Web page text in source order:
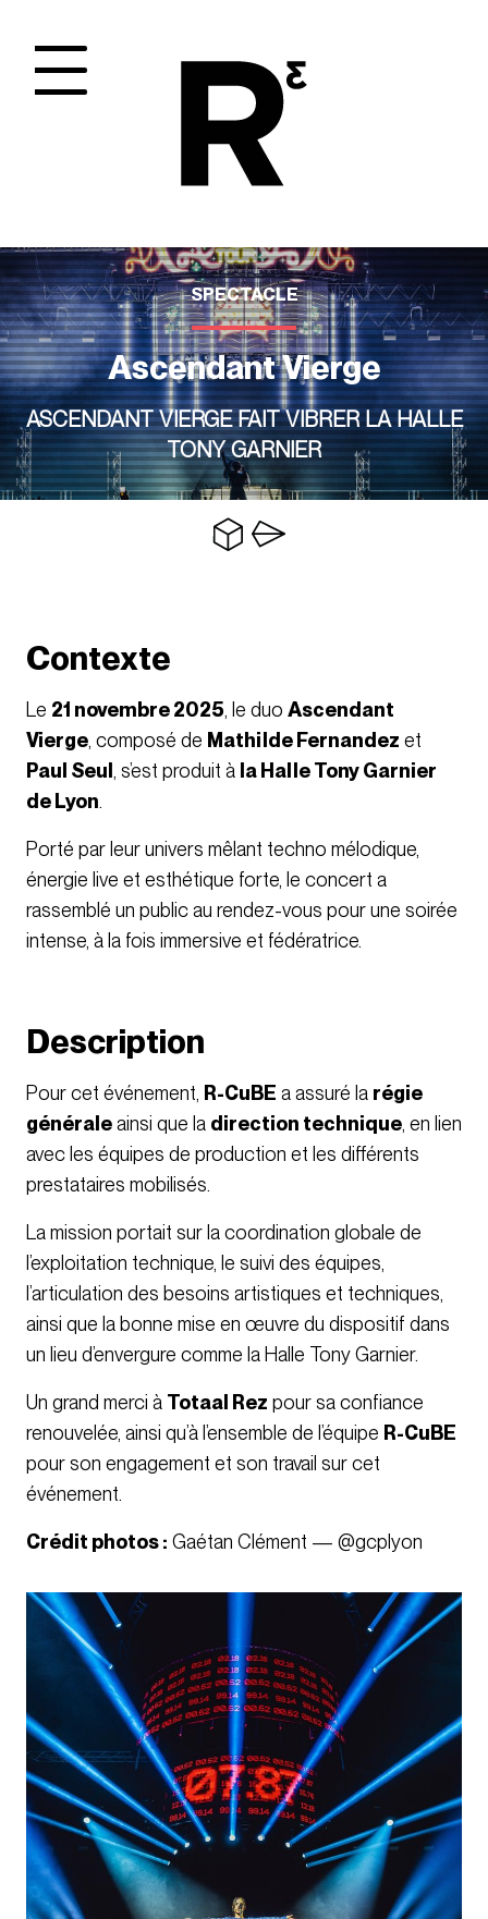
SPECTACLE
Ascendant Vierge
ASCENDANT VIERGE FAIT VIBRER LA HALLE
TONY GARNIER
Contexte
Le 21 novembre 2025, le duo Ascendant
Vierge, composé de Mathilde Fernandez et
Paul Seul , s’est produit à la Halle Tony Garnier
de Lyon.
Porté par leur univers mêlant techno mélodique,
énergie live et esthétique forte, le concert a
rassemblé un public au rendez-vous pour une soirée
intense, à la fois immersive et fédératrice.
Description
Pour cet événement, R-CuBE a assuré la régie
généraleainsi que la direction technique, en lien
avec les équipes de production et les différents
prestataires mobilisés.
La mission portait sur la coordination globale de
l’exploitation technique, le suivi des équipes,
l’articulation des besoins artistiques et techniques,
ainsi que la bonne mise en œuvre du dispositif dans
un lieu d’envergure comme la Halle Tony Garnier.
Un grand merci à Totaal Rez pour sa confiance
renouvelée, ainsi qu’à l’ensemble de l’équipe R-CuBE
pour son engagement et son travail sur cet
événement.
Crédit photos : Gaétan Clément — @gcplyon